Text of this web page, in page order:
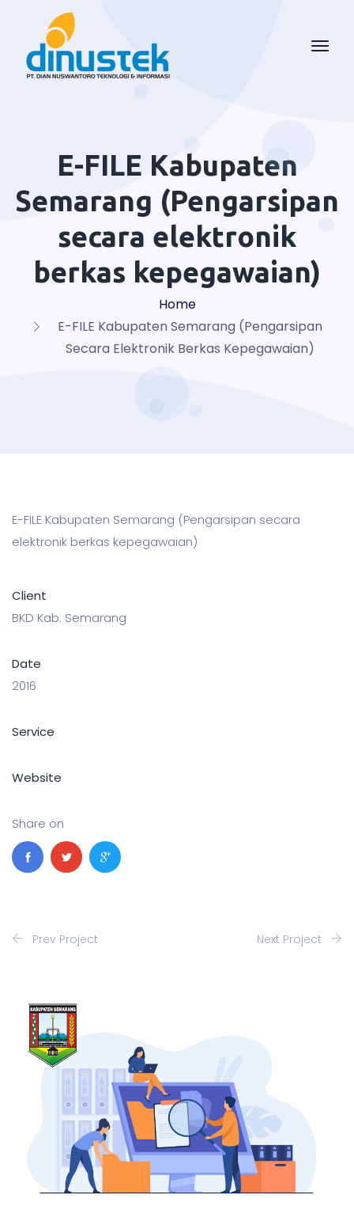
E-FILE Kabupaten
Semarang (Pengarsipan
secara elektronik
berkas kepegawaian)
Home
E-FILE Kabupaten Semarang (Pengarsipan
Secara Elektronik Berkas Kepegawaian)
E-FILE Kabupaten Semarang (Pengarsipan secara
elektronik berkas kepegawaian)
Client
BKD Kab. Semarang
Date
2016
Service
Website
Share on
Prev Project Next Project